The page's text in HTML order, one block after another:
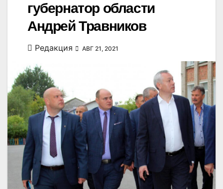
губернатор области
Андрей Травников
Редакция АВГ 21, 2021